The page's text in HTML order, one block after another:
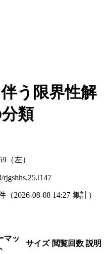
う限界性解
類
（左）
rjgshhs.25.l147
（2026-08-08 14:27 集計）
マッ
ト
サイズ 閲覧回数 説明